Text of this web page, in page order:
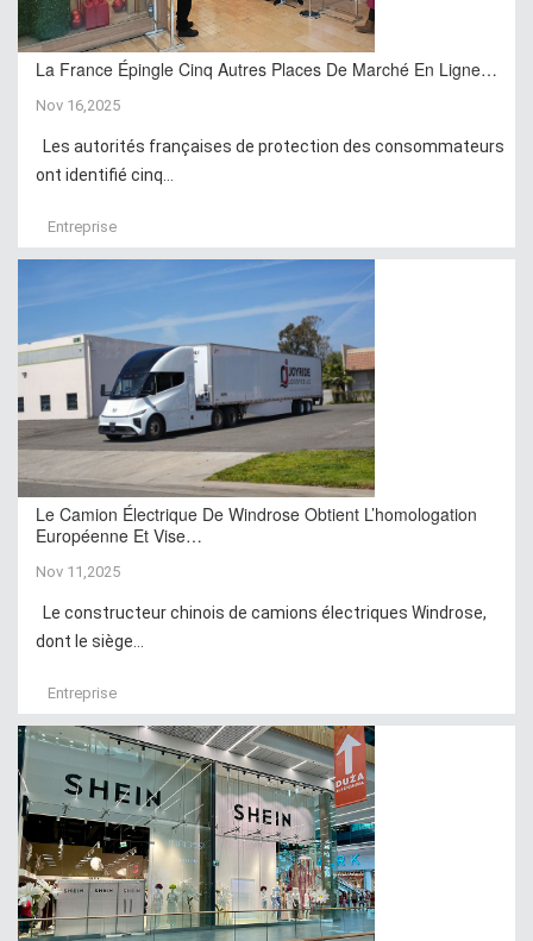
La France Épingle Cinq Autres Places De Marché En Ligne…
Nov 16,2025
Les autorités françaises de protection des consommateurs
ont identifié cinq...
Entreprise
Le Camion Électrique De Windrose Obtient L’homologation
Européenne Et Vise…
Nov 11,2025
Le constructeur chinois de camions électriques Windrose,
dont le siège...
Entreprise